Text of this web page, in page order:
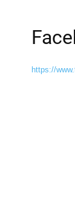
https://